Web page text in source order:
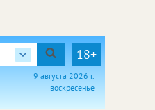
18+
9 августа 2026 г.
воскресенье